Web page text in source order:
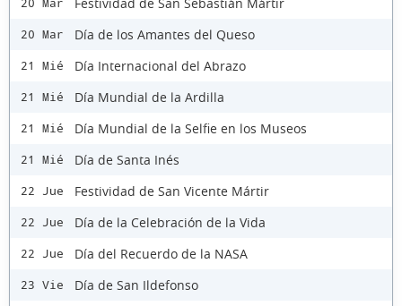
20 Mar
20 Mar Día de los Amantes del Queso
21 Mié Día Internacional del Abrazo
21 Mié Día Mundial de la Ardilla
21 Mié Día Mundial de la Selfie en los Museos
21 Mié Día de Santa Inés
22 Jue Festividad de San Vicente Mártir
22 Jue Día de la Celebración de la Vida
22 Jue Día del Recuerdo de la NASA
23 Vie Día de San Ildefonso